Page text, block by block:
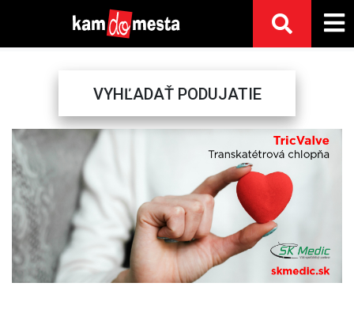
VYHĽADAŤ PODUJATIE
Previous